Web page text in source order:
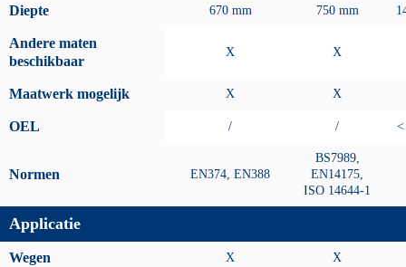
Diepte 670 mm 750 mm
Andere maten
beschikbaar
X X
Maatwerk mogelijk X X
OEL / / <
Normen EN374, EN388
BS7989,
EN14175,
ISO 14644-1
Applicatie
Wegen X X